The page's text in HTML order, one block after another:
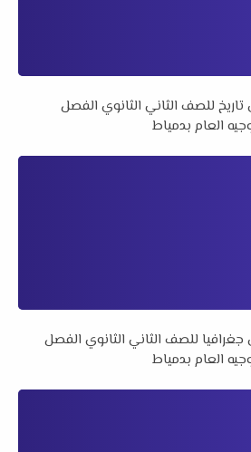
للصف الثاني الثانوي الفصل
للصف الثاني الثانوي الفصل